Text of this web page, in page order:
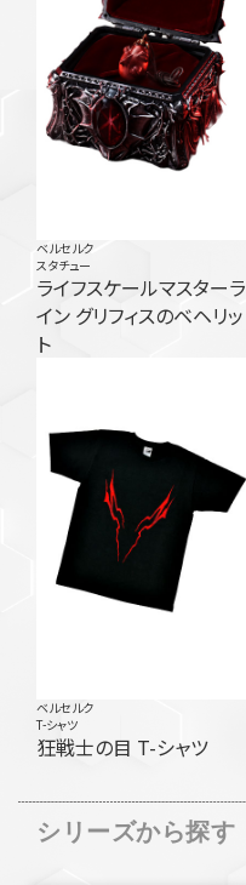
ベルセルク
スタチュー
ライフスケールマスターラ
イン グリフィスのベヘリッ
ト
ベルセルク
T-シャツ
狂戦士の目 T-シャツ
シリーズから探す